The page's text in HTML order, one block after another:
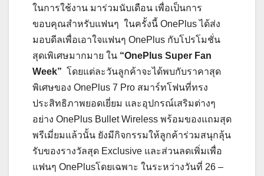
ในการใช้งาน มาร่วมนับเดือน เพื่อเป็นการ
ขอบคุณสำหรับแฟนๆ ในครั้งนี้ OnePlus ได้ส่ง
มอบดีลเพื่อเอาใจแฟนๆ OnePlus กับโปรโมชั่น
สุดเพิเศษมากมาย ใน “OnePlus Super Fan
Week” โดยแต่ละวันลูกค้าจะได้พบกับราคาสุด
พิเศษของ OnePlus 7 Pro สมาร์ทโฟนที่ทรง
ประสิทธิภาพยอดเยี่ยม และอุปกรณ์เสริมต่างๆ
อย่าง OnePlus Bullet Wireless พร้อมของแถมสุด
พรีเมี่ยมแล้วนั้น ยังมีกิจกรรมให้ลูกค้าร่วมสนุกลุ้น
รับของรางวัลสุด Exclusive และส่วนลดเพิ่มเพื่อ
แฟนๆ OnePlusโดยเฉพาะ ในระหว่างวันที่ 26 –